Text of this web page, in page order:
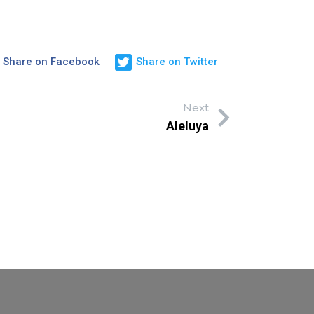
Share on Facebook Share on Twitter
Next
Aleluya